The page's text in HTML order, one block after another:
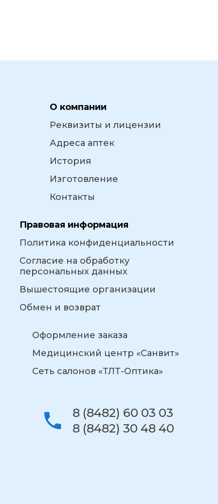
О компании
Реквизиты и лицензии
Адреса аптек
История
Изготовление
Контакты
Правовая информация
Политика конфиденциальности
Согласие на обработку
персональных данных
Вышестоящие организации
Обмен и возврат
Оформление заказа
Медицинский центр «Санвит»
Сеть салонов «ТЛТ-Оптика»
8 (8482) 60 03 03
8 (8482) 30 48 40